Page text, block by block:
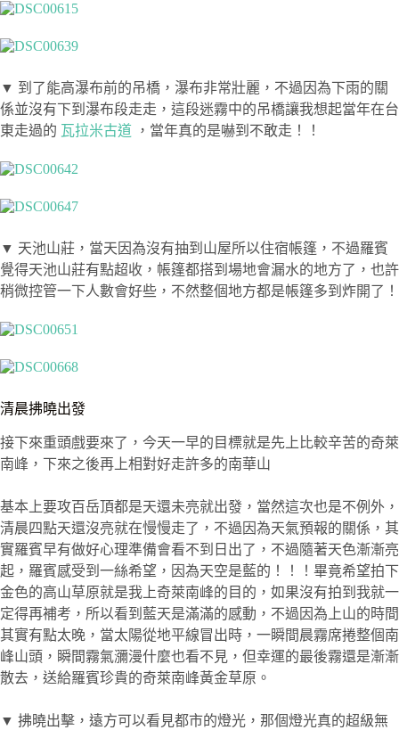
▼ 到了能高瀑布前的吊橋，瀑布非常壯麗，不過因為下雨的關
係並沒有下到瀑布段走走，這段迷霧中的吊橋讓我想起當年在台
東走過的 瓦拉米古道 ，當年真的是嚇到不敢走！！
▼ 天池山莊，當天因為沒有抽到山屋所以住宿帳篷，不過羅賓
覺得天池山莊有點超收，帳篷都搭到場地會漏水的地方了，也許
稍微控管一下人數會好些，不然整個地方都是帳篷多到炸開了！
清晨拂曉出發
接下來重頭戲要來了，今天一早的目標就是先上比較辛苦的奇萊
南峰，下來之後再上相對好走許多的南華山
基本上要攻百岳頂都是天還未亮就出發，當然這次也是不例外，
清晨四點天還沒亮就在慢慢走了，不過因為天氣預報的關係，其
實羅賓早有做好心理準備會看不到日出了，不過隨著天色漸漸亮
起，羅賓感受到一絲希望，因為天空是藍的！！！畢竟希望拍下
金色的高山草原就是我上奇萊南峰的目的，如果沒有拍到我就一
定得再補考，所以看到藍天是滿滿的感動，不過因為上山的時間
其實有點太晚，當太陽從地平線冒出時，一瞬間晨霧席捲整個南
峰山頭，瞬間霧氣瀰漫什麼也看不見，但幸運的最後霧還是漸漸
散去，送給羅賓珍貴的奇萊南峰黃金草原。
▼ 拂曉出擊，遠方可以看見都市的燈光，那個燈光真的超級無